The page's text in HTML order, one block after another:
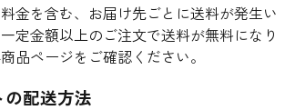
金を含む、お届け先ごとに送料が発生い
定金額以上のご注文で送料が無料になり
品ページをご確認ください。
配送方法